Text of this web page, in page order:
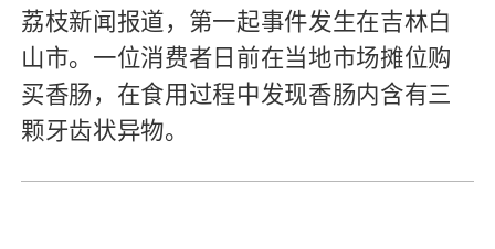
荔枝新闻报道，第一起事件发生在吉林白
山市。一位消费者日前在当地市场摊位购
买香肠，在食用过程中发现香肠内含有三
颗牙齿状异物。